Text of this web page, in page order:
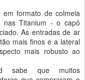
formato de colmeia
nas Titanium - o capô
As entradas de ar
mais finos e a lateral
mais robusto ao
sabe que muitos